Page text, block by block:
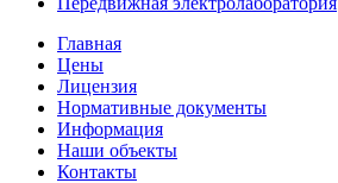
Главная
Цены
Лицензия
Нормативные документы
Информация
Наши объекты
Контакты